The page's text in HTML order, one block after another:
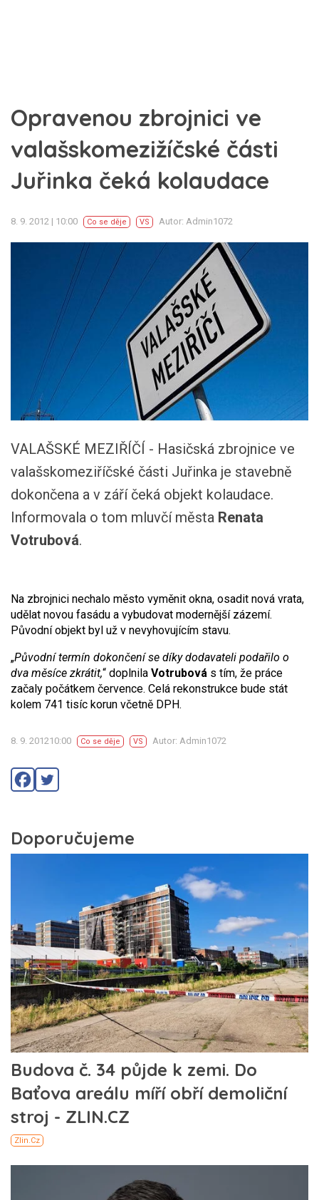
Opravenou zbrojnici ve
valašskomezižíčské části
Juřinka čeká kolaudace
8. 9. 2012 | 10:00 Co se děje VS Autor: Admin1072
VALAŠSKÉ MEZIŘÍČÍ - Hasičská zbrojnice ve
valašskomeziříčské části Juřinka je stavebně
dokončena a v září čeká objekt kolaudace.
Informovala o tom mluvčí města Renata
Votrubová.
Na zbrojnici nechalo město vyměnit okna, osadit nová vrata,
udělat novou fasádu a vybudovat modernější zázemí.
Původní objekt byl už v nevyhovujícím stavu.
„Původní termín dokončení se díky dodavateli podařilo o
dva měsíce zkrátit,“ doplnila Votrubová s tím, že práce
začaly počátkem července. Celá rekonstrukce bude stát
kolem 741 tisíc korun včetně DPH.
8. 9. 201210:00 Co se děje VS Autor: Admin1072